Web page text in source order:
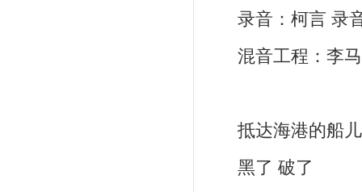
录音：柯言 录音
混音工程：李马
抵达海港的船儿
黑了 破了